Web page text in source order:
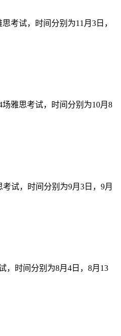
考试，时间分别为11月3日，
雅思考试，时间分别为10月8
试，时间分别为9月3日，9月
，时间分别为8月4日，8月13